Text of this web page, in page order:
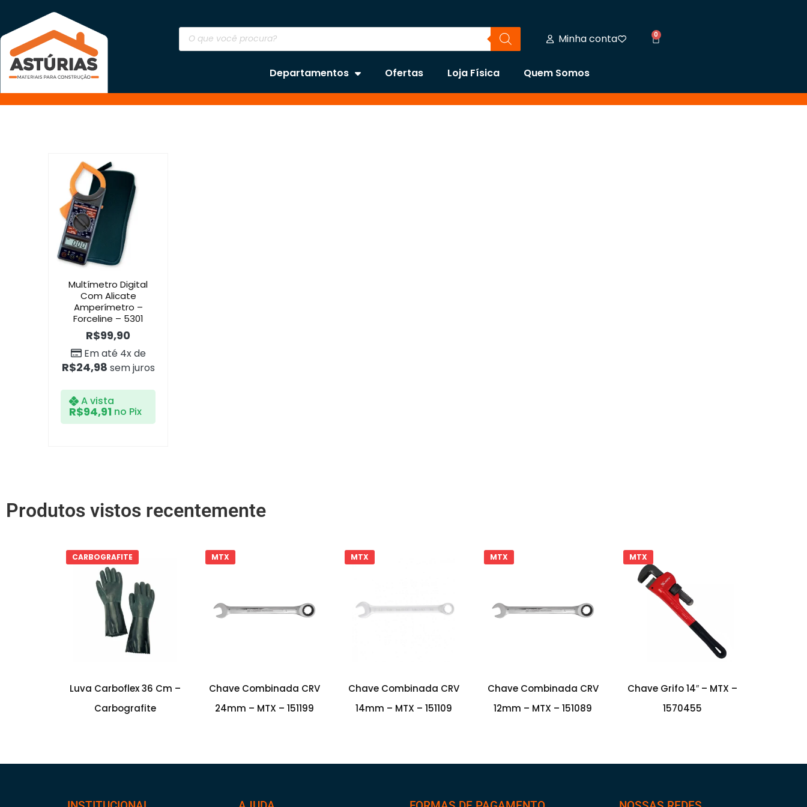
Minha conta 0
Departamentos Ofertas Loja Física Quem Somos
Multímetro Digital
Com Alicate
Amperímetro –
Forceline – 5301
R$99,90
Em até 4x de
R$24,98 sem juros
A vista
R$94,91 no Pix
Produtos vistos recentemente
CARBOGRAFITE
Luva Carboflex 36 Cm –
Carbografite
MTX
Chave Combinada CRV
24mm – MTX – 151199
MTX
Chave Combinada CRV
14mm – MTX – 151109
MTX
Chave Combinada CRV
12mm – MTX – 151089
MTX
Chave Grifo 14″ – MTX –
1570455